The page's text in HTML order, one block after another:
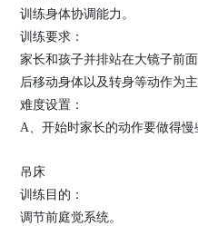
训练身体协调能力。
训练要求：
家长和孩子并排站在大镜子前
后移动身体以及转身等动作为主
难度设置：
A、开始时家长的动作要做得
吊床
训练目的：
调节前庭觉系统。